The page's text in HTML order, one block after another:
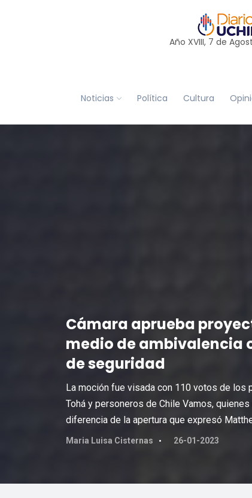
Año XVIII, 7 de
Noticias Política Cultura
Cámara aprueba
medio de ambivalencia
de seguridad
La moción fue visada con 110 votos de los
Tohá y personeros de Chile Vamos,
diferencia de la apertura que expresó
Maria Luisa Cisternas 26-01-2023